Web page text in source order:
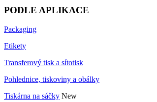
PODLE APLIKACE
Packaging
Etikety
Transferový tisk a sítotisk
Pohlednice, tiskoviny a obálky
Tiskárna na sáčky New